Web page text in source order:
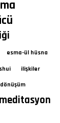
esma-ül hüsna
ilişkiler
meditasyon